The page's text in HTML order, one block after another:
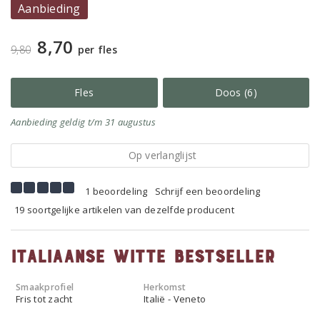
Aanbieding
9,80 8,70 per fles
Fles Doos (6)
Aanbieding geldig t/m 31 augustus
Op verlanglijst
1 beoordeling
Schrijf een beoordeling
19 soortgelijke artikelen van dezelfde producent
Italiaanse witte bestseller
Smaakprofiel
Fris tot zacht
Herkomst
Italië - Veneto